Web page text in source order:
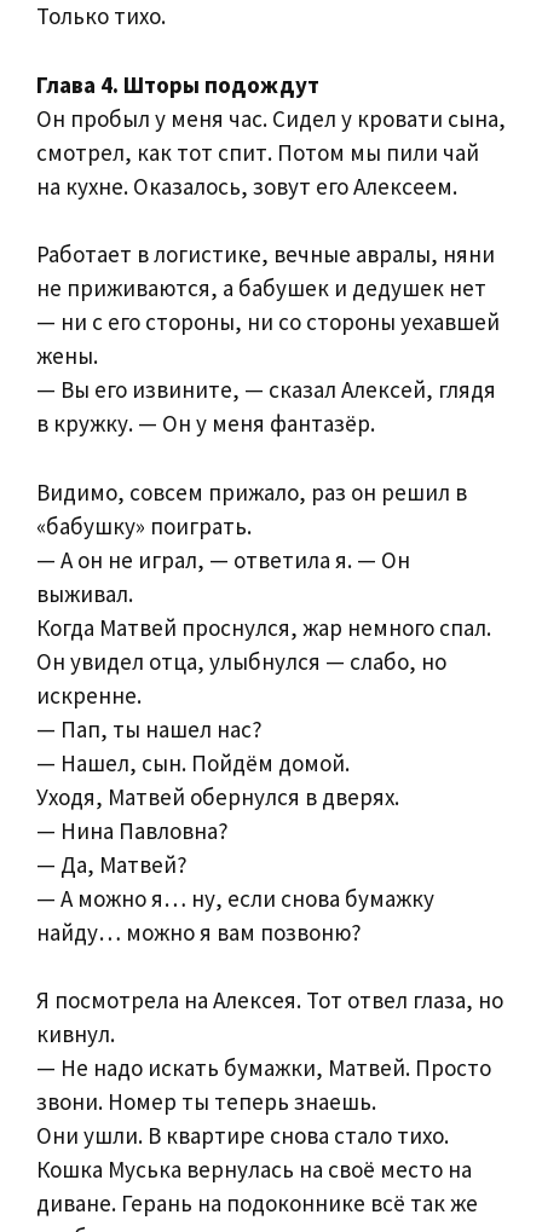
Только тихо.
Глава 4. Шторы подождут
Он пробыл у меня час. Сидел у кровати сына,
смотрел, как тот спит. Потом мы пили чай
на кухне. Оказалось, зовут его Алексеем.
Работает в логистике, вечные авралы, няни
не приживаются, а бабушек и дедушек нет
— ни с его стороны, ни со стороны уехавшей
жены.
— Вы его извините, — сказал Алексей, глядя
в кружку. — Он у меня фантазёр.
Видимо, совсем прижало, раз он решил в
«бабушку» поиграть.
— А он не играл, — ответила я. — Он
выживал.
Когда Матвей проснулся, жар немного спал.
Он увидел отца, улыбнулся — слабо, но
искренне.
— Пап, ты нашел нас?
— Нашел, сын. Пойдём домой.
Уходя, Матвей обернулся в дверях.
— Нина Павловна?
— Да, Матвей?
— А можно я… ну, если снова бумажку
найду… можно я вам позвоню?
Я посмотрела на Алексея. Тот отвел глаза, но
кивнул.
— Не надо искать бумажки, Матвей. Просто
звони. Номер ты теперь знаешь.
Они ушли. В квартире снова стало тихо.
Кошка Муська вернулась на своё место на
диване. Герань на подоконнике всё так же